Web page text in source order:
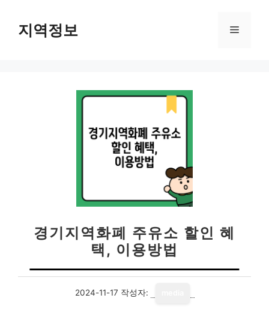
지역정보 메
경기지역화폐 주유소 할인 혜
택, 이용방법
2024-11-17 작성자: